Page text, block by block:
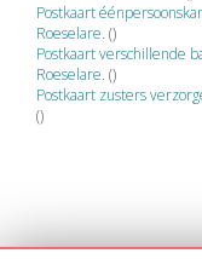
Postkaart
Roeselare. ()
Postkaart verschillende
Roeselare. ()
Postkaart zusters
()